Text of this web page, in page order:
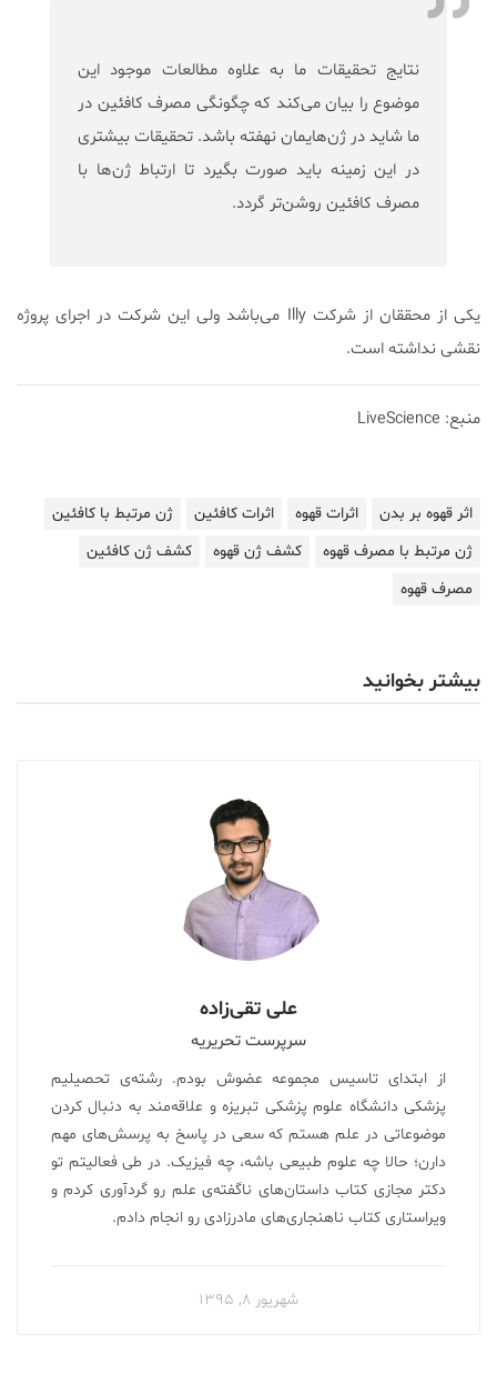
نتایج تحقیقات ما به علاوه مطالعات موجود این
موضوع را بیان می‌کند که چگونگی مصرف کافئین در
ما شاید در ژن‌هایمان نهفته باشد. تحقیقات بیشتری
در این زمینه باید صورت بگیرد تا ارتباط ژن‌ها با
مصرف کافئین روشن‌تر گردد.
یکی از محققان از شرکت Illy می‌باشد ولی این شرکت در اجرای پروژه
نقشی نداشته است.
منبع: LiveScience
اثر قهوه بر بدن اثرات قهوه اثرات کافئین
ژن مرتبط با کافئین
ژن مرتبط با مصرف قهوه
کشف ژن قهوه
کشف ژن کافئین
مصرف قهوه
بیشتر بخوانید
علی تقی‌زاده
سرپرست تحریریه
از ابتدای تاسیس مجموعه عضوش بودم. رشته‌ی تحصیلیم
پزشکی دانشگاه علوم پزشکی تبریزه و علاقه‌مند به دنبال کردن
موضوعاتی در علم هستم که سعی در پاسخ به پرسش‌های مهم
دارن؛ حالا چه علوم طبیعی باشه، چه فیزیک. در طی فعالیتم تو
دکتر مجازی کتاب داستان‌های ناگفته‌ی علم رو گردآوری کردم‌ و
ویراستاری کتاب ناهنجاری‌های مادرزادی رو انجام دادم.
شهریور ۸, ۱۳۹۵